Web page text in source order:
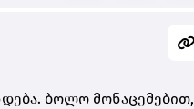
ბოლო მონაცემებით,